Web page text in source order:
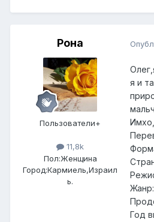
Рона
Пользователи+
11,8k
Пол:Женщина
Город:Кармиель,Израил
ь.
я и
Год